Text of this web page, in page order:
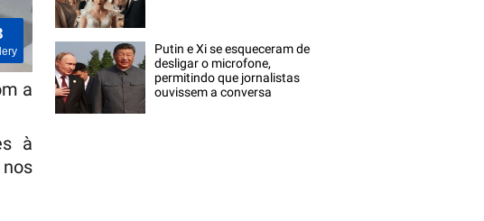
a
à
Putin e Xi se esqueceram de
desligar o microfone,
permitindo que jornalistas
ouvissem a conversa